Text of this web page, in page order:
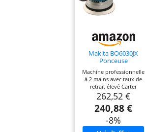
Makita BO6030JX
Ponceuse
excentrique 150 mm
en coffret Makpac
avec 30 disques
abrasifs 310 W
Machine professionnelle
à 2 mains avec taux de
retrait élevé Carter
d'engrenage robuste en
aluminium moulé sous
pression Avec
présélection électronique
de vitesse Pour le
262,52 €
240,88 €
-8%